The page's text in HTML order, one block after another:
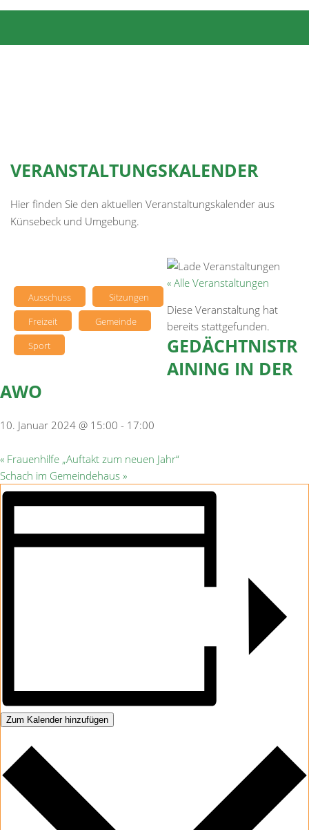
VERANSTALTUNGSKALENDER
Hier finden Sie den aktuellen Veranstaltungskalender aus
Künsebeck und Umgebung.
Ausschuss
Sitzungen
Freizeit
Gemeinde
Sport
« Alle Veranstaltungen
Diese Veranstaltung hat
bereits stattgefunden.
GEDÄCHTNISTR
AINING IN DER
AWO
10. Januar 2024 @ 15:00 - 17:00
« Frauenhilfe „Auftakt zum neuen Jahr“
Schach im Gemeindehaus »
Zum Kalender hinzufügen